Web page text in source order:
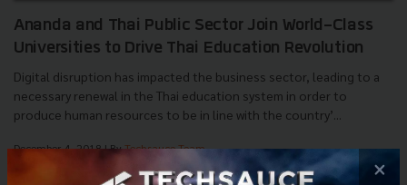
Ananda and Thai Public Sector Join World-Class
Universities to Drive Thai Education Revolution
Digital disruption has impacted the business sector, leading to a
necessary renewal in the Thai education system in order to
produce human resources to be in line with the country’...
December 4, 2018| ByTechsauce Team
×